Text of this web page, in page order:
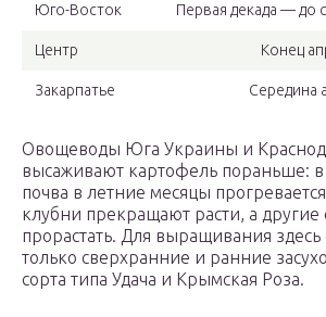
Юго-Восток Первая декада — до
Центр Конец
Закарпатье Середина
Овощеводы Юга Украины и
высаживают картофель пораньше: в
почва в летние месяцы
клубни прекращают расти, а другие
прорастать. Для выращивания
только сверхранние и ранние
сорта типа Удача и Крымская Роза.